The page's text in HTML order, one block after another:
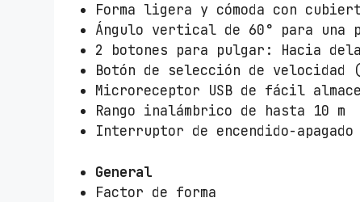
Forma ligera y cómoda con
Ángulo vertical de 60° para una
2 botones para pulgar: Hacia
Botón de selección de velocidad
Microreceptor USB de fácil
Rango inalámbrico de hasta 10 m
Interruptor de encendido-apagado
General
Factor de forma